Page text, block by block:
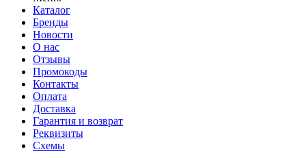
Каталог
Бренды
Новости
О нас
Отзывы
Промокоды
Контакты
Оплата
Доставка
Гарантия и возврат
Реквизиты
Схемы